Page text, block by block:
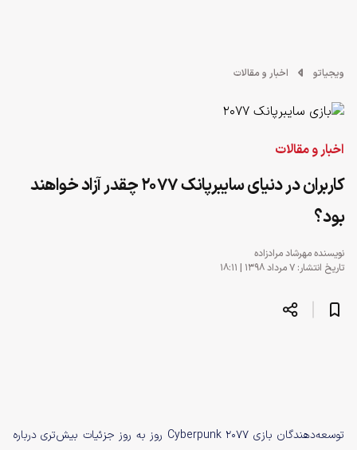
ویجیاتو اخبار و مقالات
اخبار و مقالات
کاربران در دنیای سایبرپانک 2077 چقدر آزاد خواهند
بود؟
نویسندهمهرشاد مرادزاده
تاریخ انتشار: ۷ مرداد ۱۳۹۸ | ۱۸:۱۱
توسعه‌دهندگان بازی Cyberpunk 2077 روز به روز جزئیات بیش‌تری درباره